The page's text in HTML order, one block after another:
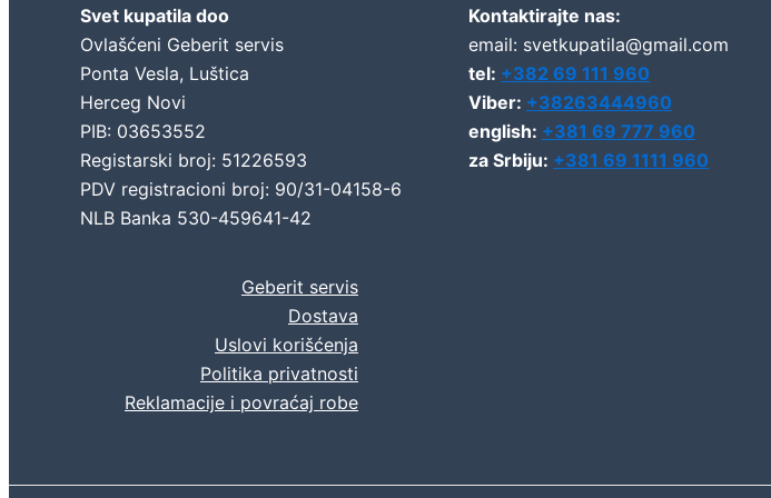
Svet kupatila doo
Ovlašćeni Geberit servis
Ponta Vesla, Luštica
Herceg Novi
PIB: 03653552
Registarski broj: 51226593
PDV registracioni broj: 90/31-04158-6
NLB Banka 530-459641-42
Kontaktirajte nas:
email: svetkupatila@gmail.com
tel: +382 69 111 960
Viber: +38263444960
english: +381 69 777 960
za Srbiju: +381 69 1111 960
Geberit servis
Dostava
Uslovi korišćenja
Politika privatnosti
Reklamacije i povraćaj robe